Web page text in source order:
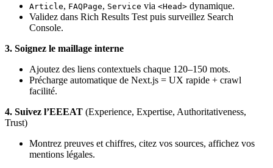
Article, FAQPage, Service via <Head> dynamique.
Validez dans Rich Results Test puis surveillez Search
Console.
3. Soignez le maillage interne
Ajoutez des liens contextuels chaque 120–150 mots.
Précharge automatique de Next.js = UX rapide + crawl
facilité.
4. Suivez l’EEEAT (Experience, Expertise, Authoritativeness,
Trust)
Montrez preuves et chiffres, citez vos sources, affichez vos
mentions légales.